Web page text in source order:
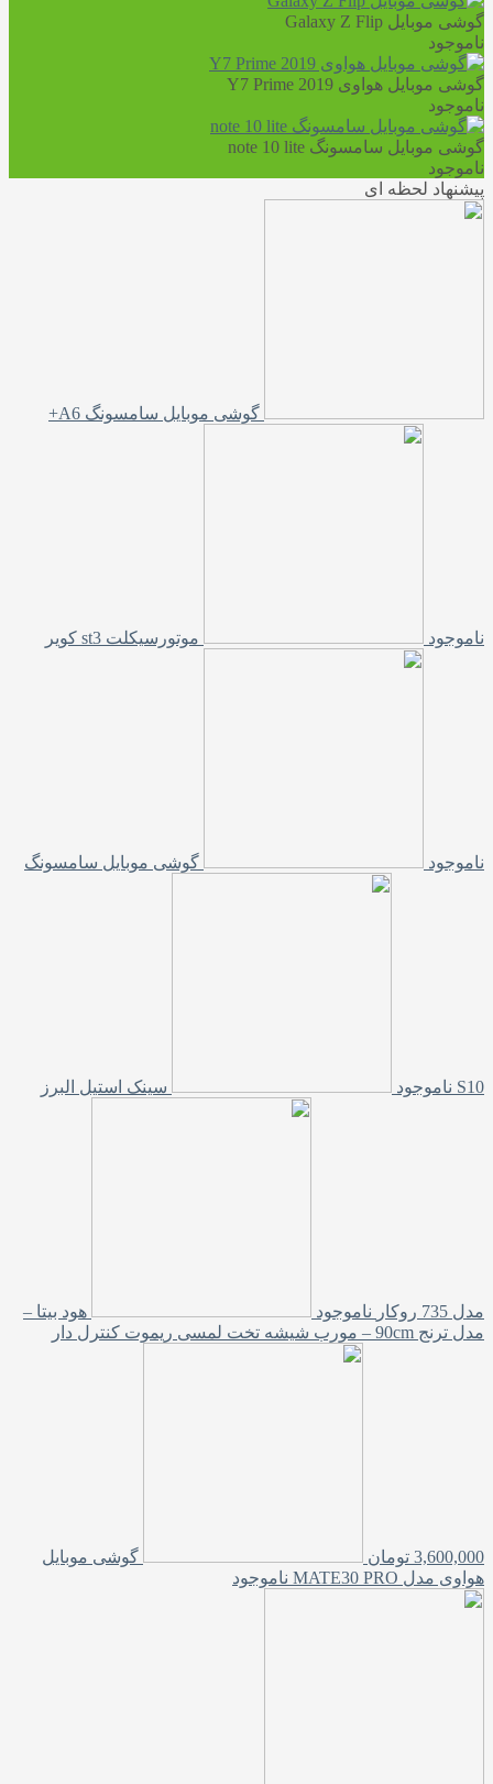
گوشی موبایل Galaxy Z Flip
ناموجود
گوشی موبایل هواوی 2019 Y7 Prime
ناموجود
گوشی موبایل سامسونگ note 10 lite
ناموجود
پیشنهاد لحظه ای
گوشی موبایل سامسونگ A6+
ناموجود موتورسیکلت st3 کویر
ناموجود گوشی موبایل سامسونگ
S10 ناموجود سینک استیل البرز
مدل 735 روکار ناموجود
هود بیتا –
مدل ترنج 90cm – مورب شیشه تخت لمسی ریموت کنترل دار
3,600,000 تومان
گوشی موبایل
هواوی مدل MATE30 PRO
ناموجود